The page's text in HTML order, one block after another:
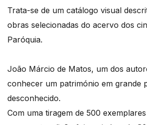
Trata-se de um catálogo visual
obras selecionadas do acervo dos
Paróquia.
João Márcio de Matos, um dos
conhecer um património em grande
desconhecido.
Com uma tiragem de 500